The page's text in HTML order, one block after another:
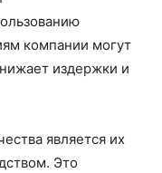
компании могут
издержки и
является их
Это